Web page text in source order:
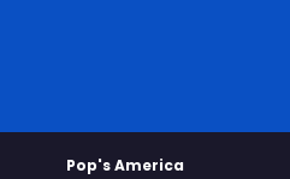
Pop's America